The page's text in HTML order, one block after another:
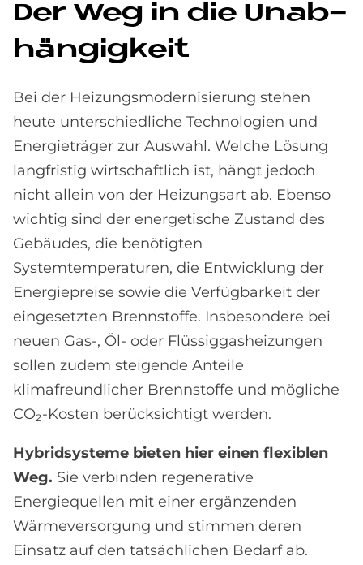
Der Weg in die Un­ab­
hän­gig­keit
Bei der Heizungsmodernisierung stehen
heute unterschiedliche Technologien und
Energieträger zur Auswahl. Welche Lösung
langfristig wirtschaftlich ist, hängt jedoch
nicht allein von der Heizungsart ab. Ebenso
wichtig sind der energetische Zustand des
Gebäudes, die benötigten
Systemtemperaturen, die Entwicklung der
Energiepreise sowie die Verfügbarkeit der
eingesetzten Brennstoffe. Insbesondere bei
neuen Gas-, Öl- oder Flüssiggasheizungen
sollen zudem steigende Anteile
klimafreundlicher Brennstoffe und mögliche
CO₂-Kosten berücksichtigt werden.
Hybridsysteme bieten hier einen flexiblen
Weg. Sie verbinden regenerative
Energiequellen mit einer ergänzenden
Wärmeversorgung und stimmen deren
Einsatz auf den tatsächlichen Bedarf ab.